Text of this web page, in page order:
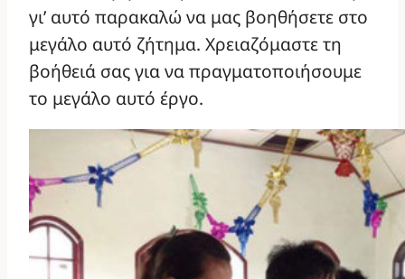
γι’ αυτό παρακαλώ να μας βοηθήσετε στο
μεγάλο αυτό ζήτημα. Χρειαζόμαστε τη
βοήθειά σας για να πραγματοποιήσουμε
το μεγάλο αυτό έργο.